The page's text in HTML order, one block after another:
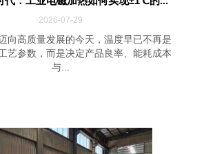
2026-07-29
向高质量发展的今天，温度早已不再是
艺参数，而是决定产品良率、能耗成本
与...